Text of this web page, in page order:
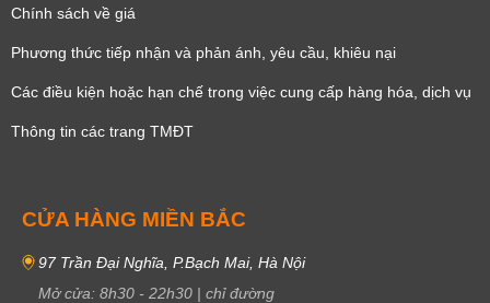
Chính sách về giá
Phương thức tiếp nhận và phản ánh, yêu cầu, khiêu nại
Các điều kiện hoặc hạn chế trong việc cung cấp hàng hóa, dịch vụ
Thông tin các trang TMĐT
CỬA HÀNG MIỀN BẮC
97 Trần Đại Nghĩa, P.Bạch Mai, Hà Nội
Mở cửa: 8h30 - 22h30 | chỉ đường